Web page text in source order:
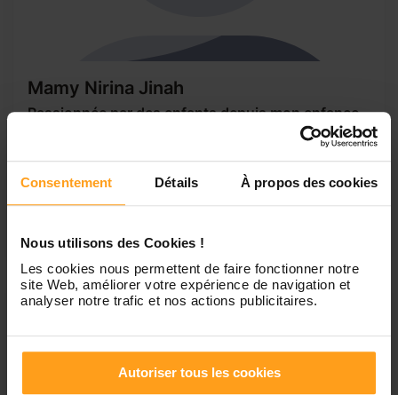
Consentement Détails À propos des cookies
Nous utilisons des Cookies !
Les cookies nous permettent de faire fonctionner notre
site Web, améliorer votre expérience de navigation et
analyser notre trafic et nos actions publicitaires.
Autoriser tous les cookies
Mamy Nirina Jinah
Passionnée par des enfants depuis mon enfance
une petite fille de 8ans. Je suis passionnée par les enfants
depuis mon enfance, je me suis occupée des enfants
pendant des années. J’adore les enfants. Je suis sérieuse,